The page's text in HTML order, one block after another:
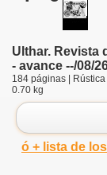
Ulthar. Revista
- avance --/08/
184 páginas |
0.70 kg
ó + lista de